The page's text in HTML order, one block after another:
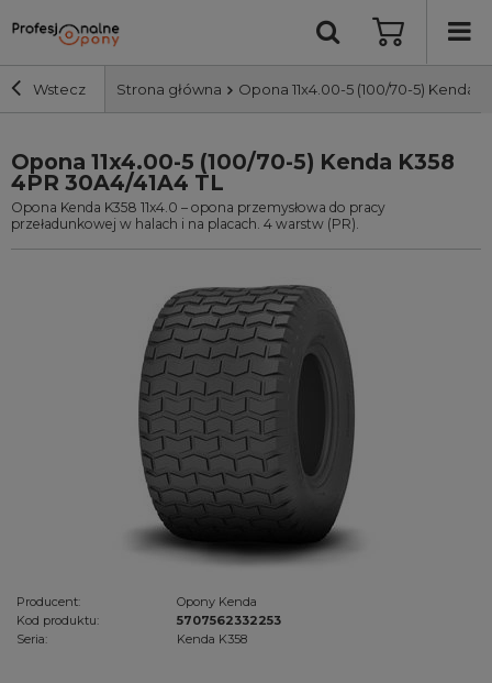
Wstecz Strona główna Opona 11x4.00-5 (100/70-5) Kenda
Szerokość i profil
Średnica
Wyszukaj
Opona 11x4.00-5 (100/70-5) Kenda K358
4PR 30A4/41A4 TL
Opona Kenda K358 11x4.0 – opona przemysłowa do pracy
przeładunkowej w halach i na placach. 4 warstw (PR).
Producent:
Opony Kenda
Kod produktu:
5707562332253
Seria:
Kenda K358